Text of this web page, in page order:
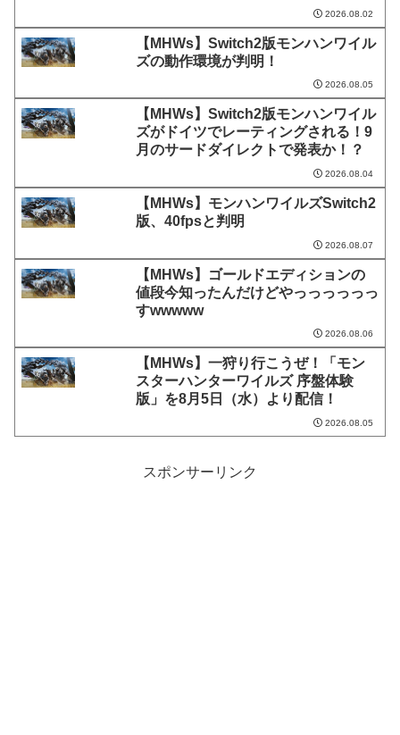
2026.08.02
【MHWs】Switch2版モンハンワイル
ズの動作環境が判明！
2026.08.05
【MHWs】Switch2版モンハンワイル
ズがドイツでレーティングされる！9
月のサードダイレクトで発表か！？
2026.08.04
【MHWs】モンハンワイルズSwitch2
版、40fpsと判明
2026.08.07
【MHWs】ゴールドエディションの
値段今知ったんだけどやっっっっっっ
すwwwww
2026.08.06
【MHWs】一狩り行こうぜ！「モン
スターハンターワイルズ 序盤体験
版」を8月5日（水）より配信！
2026.08.05
スポンサーリンク